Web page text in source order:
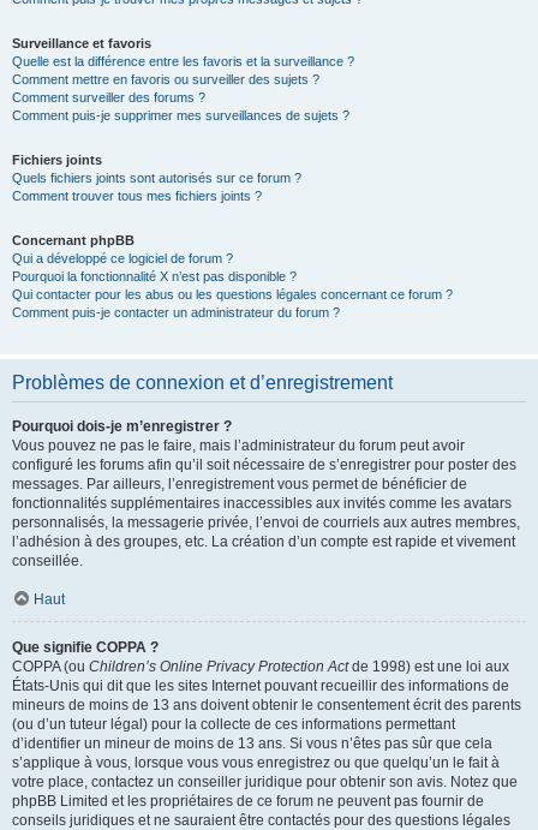
Surveillance et favoris
Quelle est la différence entre les favoris et la surveillance ?
Comment mettre en favoris ou surveiller des sujets ?
Comment surveiller des forums ?
Comment puis-je supprimer mes surveillances de sujets ?
Fichiers joints
Quels fichiers joints sont autorisés sur ce forum ?
Comment trouver tous mes fichiers joints ?
Concernant phpBB
Qui a développé ce logiciel de forum ?
Pourquoi la fonctionnalité X n’est pas disponible ?
Qui contacter pour les abus ou les questions légales concernant ce forum ?
Comment puis-je contacter un administrateur du forum ?
Problèmes de connexion et d’enregistrement
Pourquoi dois-je m’enregistrer ?
Vous pouvez ne pas le faire, mais l’administrateur du forum peut avoir
configuré les forums afin qu’il soit nécessaire de s’enregistrer pour poster des
messages. Par ailleurs, l’enregistrement vous permet de bénéficier de
fonctionnalités supplémentaires inaccessibles aux invités comme les avatars
personnalisés, la messagerie privée, l’envoi de courriels aux autres membres,
l’adhésion à des groupes, etc. La création d’un compte est rapide et vivement
conseillée.
Haut
Que signifie COPPA ?
COPPA (ou Children’s Online Privacy Protection Actde 1998) est une loi aux
États-Unis qui dit que les sites Internet pouvant recueillir des informations de
mineurs de moins de 13 ans doivent obtenir le consentement écrit des parents
(ou d’un tuteur légal) pour la collecte de ces informations permettant
d’identifier un mineur de moins de 13 ans. Si vous n’êtes pas sûr que cela
s’applique à vous, lorsque vous vous enregistrez ou que quelqu’un le fait à
votre place, contactez un conseiller juridique pour obtenir son avis. Notez que
phpBB Limited et les propriétaires de ce forum ne peuvent pas fournir de
conseils juridiques et ne sauraient être contactés pour des questions légales